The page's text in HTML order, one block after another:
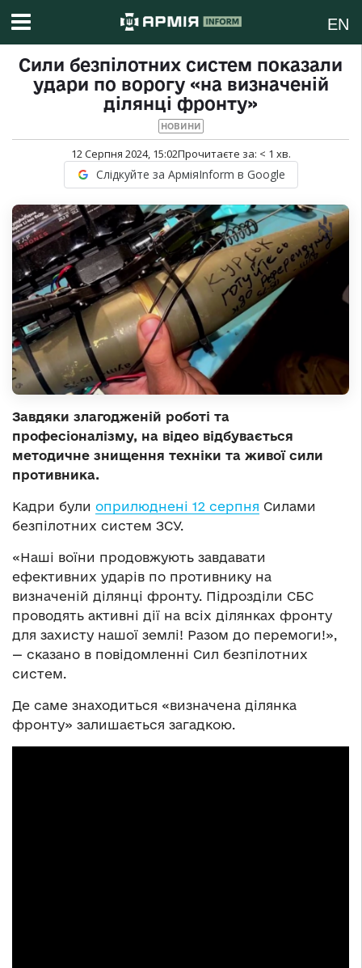
EN
Сили безпілотних систем показали
удари по ворогу «на визначеній
ділянці фронту»
НОВИНИ
12 Серпня 2024, 15:02Прочитаєте за: < 1 хв.
Слідкуйте за АрміяInform в Google
Завдяки злагодженій роботі та
професіоналізму, на відео відбувається
методичне знищення техніки та живої сили
противника.
Кадри були оприлюднені 12 серпня Силами
безпілотних систем ЗСУ.
«Наші воїни продовжують завдавати
ефективних ударів по противнику на
визначеній ділянці фронту. Підрозділи СБС
проводять активні дії на всіх ділянках фронту
для захисту нашої землі! Разом до перемоги!»,
— сказано в повідомленні Сил безпілотних
систем.
Де саме знаходиться «визначена ділянка
фронту» залишається загадкою.